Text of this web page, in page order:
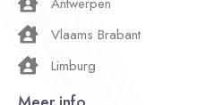
Vlaams Brabant
Limburg